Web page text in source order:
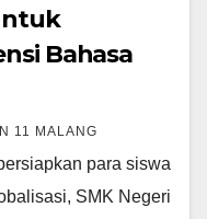
Bahasa
11 MALANG
para siswa
SMK Negeri